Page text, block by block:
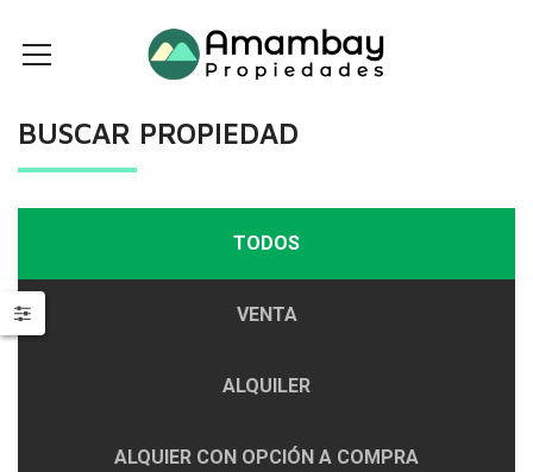
BUSCAR PROPIEDAD
TODOS
VENTA
ALQUILER
ALQUIER CON OPCIÓN A COMPRA